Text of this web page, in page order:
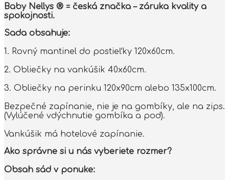
Baby Nellys ® = česká značka – záruka kvality a
spokojnosti.
Sada obsahuje:
1. Rovný mantinel do postieľky 120x60cm.
2. Obliečky na vankúšik 40x60cm.
3. Obliečky na perinku 120x90cm alebo 135x100cm.
Bezpečné zapínanie, nie je na gombíky, ale na zips.
(Vylúčené vdýchnutie gombíka a pod).
Vankúšik má hotelové zapínanie.
Ako správne si u nás vyberiete rozmer?
Obsah sád v ponuke: